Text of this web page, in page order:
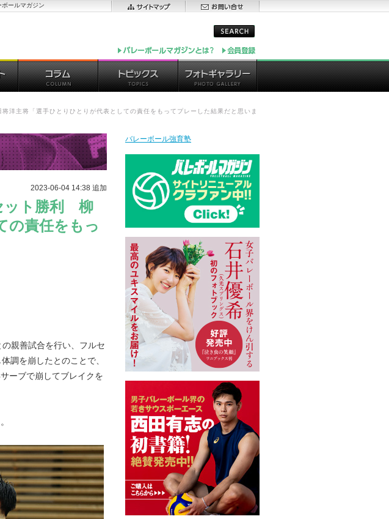
ールマガジン
洋主将「選手ひとりひとりが代表としての責任をもってプレーした結果だと思いま
2023-06-04 14:38 追加
ット勝利 柳
の責任をもっ
親善試合を行い、フルセ
調を崩したとのことで、
ーブで崩してブレイクを
バレーボール強育塾